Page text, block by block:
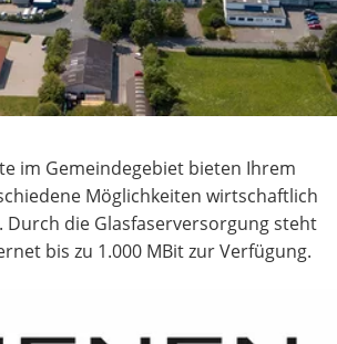
im Gemeindegebiet bieten Ihrem
Möglichkeiten wirtschaftlich
Durch die Glasfaserversorgung steht
bis zu 1.000 MBit zur Verfügung.